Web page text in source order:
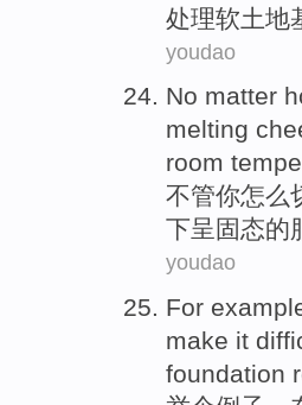
处理软土地
youdao
No matter
melting
room
不管你怎么
下呈固态的
youdao
For
make it
foundation